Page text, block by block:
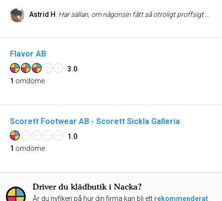
Astrid H: Har sällan, om någonsin fått så otroligt proffsigt bemötande som av Best of Brands i Sickla och ffa deras marknadschef. Dels i butiken men även rörande annat (reklamationer, hjälp och återkoppling). De lever verkligen med goodwill! Märks att de har rätt personer på rätt plats. Trogen kund, verkligen.
Flavor AB
3.0
1 omdöme
Scorett Footwear AB - Scorett Sickla Galleria
1.0
1 omdöme
Driver du klädbutik i Nacka?
Är du nyfiken på hur din firma kan bli ett rekommenderat